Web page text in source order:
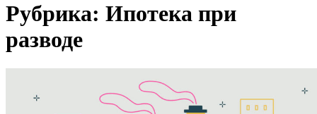
Рубрика: Ипотека при
разводе